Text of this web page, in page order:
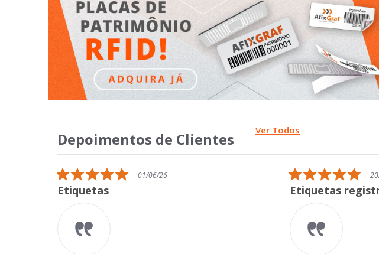
Ver Todos
Depoimentos de Clientes
Reviews
5.0
star
rating
01/06/26
Etiquetas
5.0
star
rating
20/05/26
Etiquetas registro